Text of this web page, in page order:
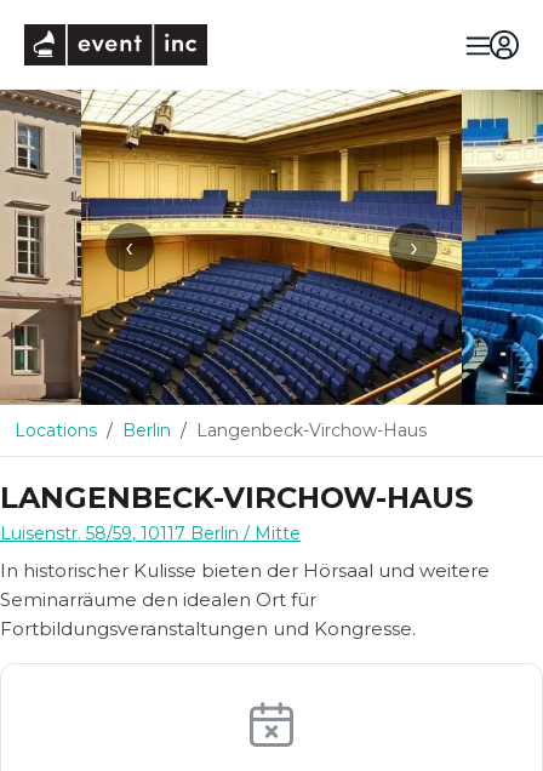
‹ ›
Locations Berlin Langenbeck-Virchow-Haus
LANGENBECK-VIRCHOW-HAUS
Luisenstr. 58/59, 10117 Berlin / Mitte
In historischer Kulisse bieten der Hörsaal und weitere
Seminarräume den idealen Ort für
Fortbildungsveranstaltungen und Kongresse.